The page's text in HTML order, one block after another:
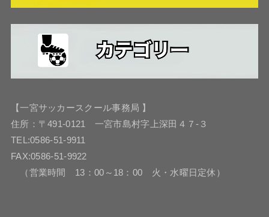
【一宮サッカースクール事務局 】
住所：〒491-0121 一宮市島村字上深田４７-３
TEL:0586-51-9911
FAX:0586-51-9922
（営業時間 13：00～18：00 火・水曜日定休）